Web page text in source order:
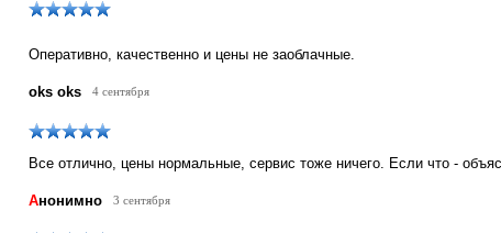
Оперативно, качественно и цены не заоблачные.
oks oks 4 сентября
Все отлично, цены нормальные, сервис тоже ничего. Если что -
Анонимно 3 сентября